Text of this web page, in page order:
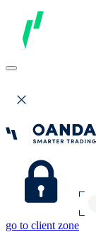
go to client zone